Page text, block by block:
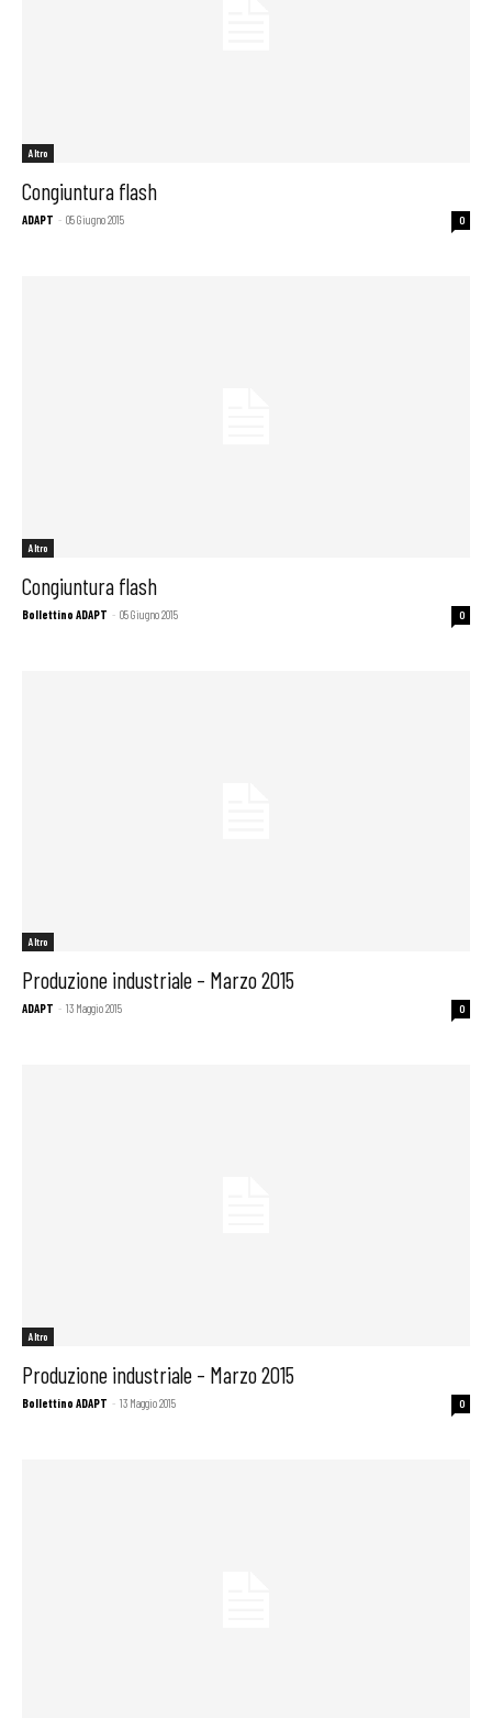
Altro
Congiuntura flash
ADAPT - 05 Giugno 2015 0
Altro
Congiuntura flash
Bollettino ADAPT - 05 Giugno 2015 0
Altro
Produzione industriale – Marzo 2015
ADAPT - 13 Maggio 2015 0
Altro
Produzione industriale – Marzo 2015
Bollettino ADAPT - 13 Maggio 2015 0